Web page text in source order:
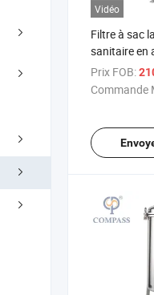
Vidéo
Filtre à sac
sanitaire en
SS304
Prix FOB:
Commande